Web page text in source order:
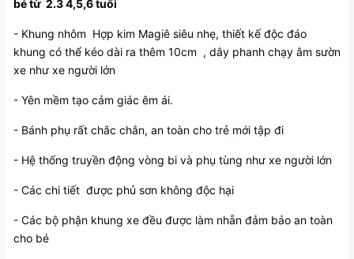
bé từ 2.3 4,5,6 tuổi
- Khung nhôm Hợp kim Magiê siêu nhẹ, thiết kế độc đáo
khung có thể kéo dài ra thêm 10cm , dây phanh chạy âm sườn
xe như xe người lớn
- Yên mềm tạo cảm giác êm ái.
- Bánh phụ rất chắc chắn, an toàn cho trẻ mới tập đi
- Hệ thống truyền động vòng bi và phụ tùng như xe người lớn
- Các chi tiết được phủ sơn không độc hại
- Các bộ phận khung xe đều được làm nhẵn đảm bảo an toàn
cho bé